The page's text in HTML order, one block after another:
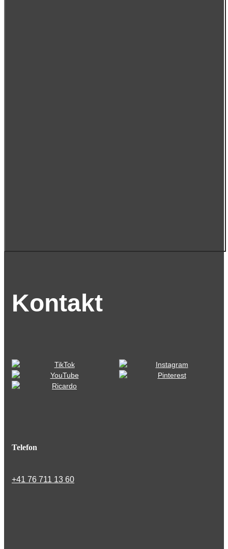
Kontakt
Telefon
+41 76 711 13 60